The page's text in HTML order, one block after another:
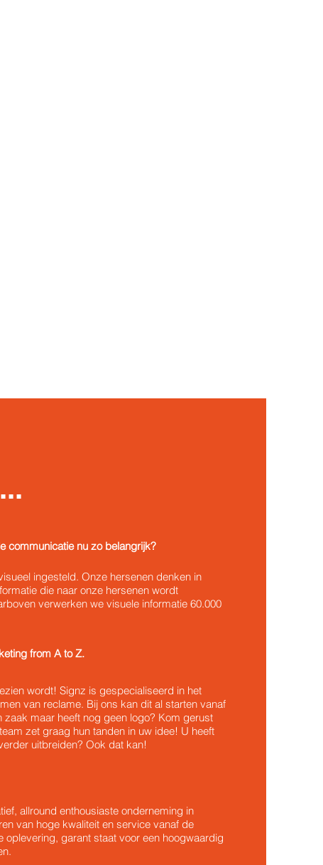
communicatie nu zo belangrijk?
ingesteld. Onze hersenen denken in
die naar onze hersenen wordt
verwerken we visuele informatie 60.000
from A to Z.
wordt! Signz is gespecialiseerd in het
van reclame. Bij ons kan dit al starten vanaf
zaak maar heeft nog geen logo? Kom gerust
zet graag hun tanden in uw idee! U heeft
uitbreiden? Ook dat kan!
allround enthousiaste onderneming in
van hoge kwaliteit en service vanaf de
oplevering, garant staat voor een hoogwaardig